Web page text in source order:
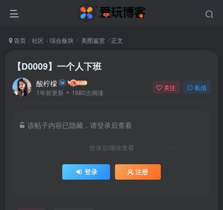
首页 社区 综合板块 美图鉴赏 正文
【D0009】一个人下班
酸柠檬
1年前更新 1680次阅读
关注 私信
该帖子内容已隐藏，请登录后查看
登录后继续查看
登录 注册